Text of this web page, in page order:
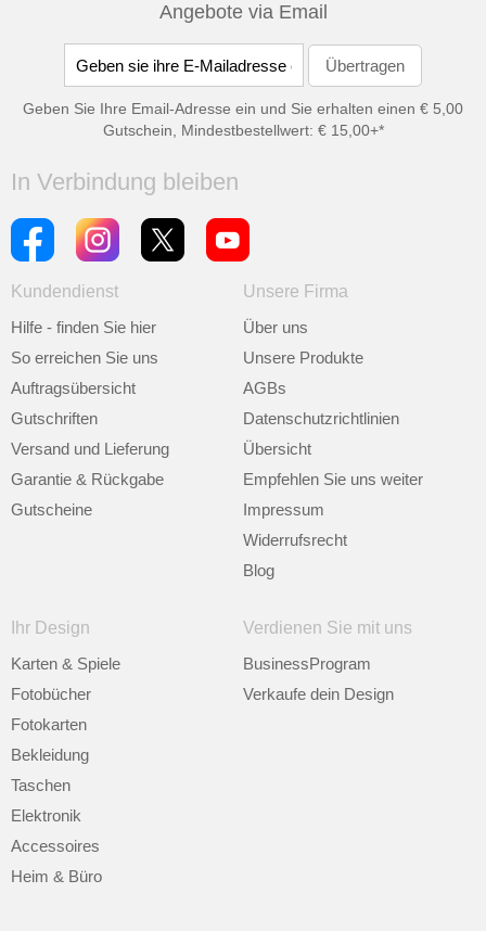
Angebote via Email
Geben Sie Ihre Email-Adresse ein und Sie erhalten einen € 5,00
Gutschein, Mindestbestellwert: € 15,00+*
In Verbindung bleiben
Kundendienst
Hilfe - finden Sie hier
So erreichen Sie uns
Auftragsübersicht
Gutschriften
Versand und Lieferung
Garantie & Rückgabe
Gutscheine
Unsere Firma
Über uns
Unsere Produkte
AGBs
Datenschutzrichtlinien
Übersicht
Empfehlen Sie uns weiter
Impressum
Widerrufsrecht
Blog
Ihr Design
Karten & Spiele
Fotobücher
Fotokarten
Bekleidung
Taschen
Elektronik
Accessoires
Heim & Büro
Verdienen Sie mit uns
BusinessProgram
Verkaufe dein Design